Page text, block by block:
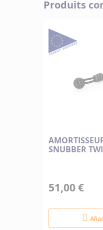
imágenes
técnicas
Marque
Produits
SNUBBER
51,00 €